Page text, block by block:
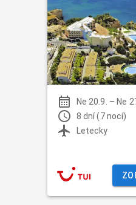
Ne 20.9. – Ne
8 dní (7 nocí)
Letecky